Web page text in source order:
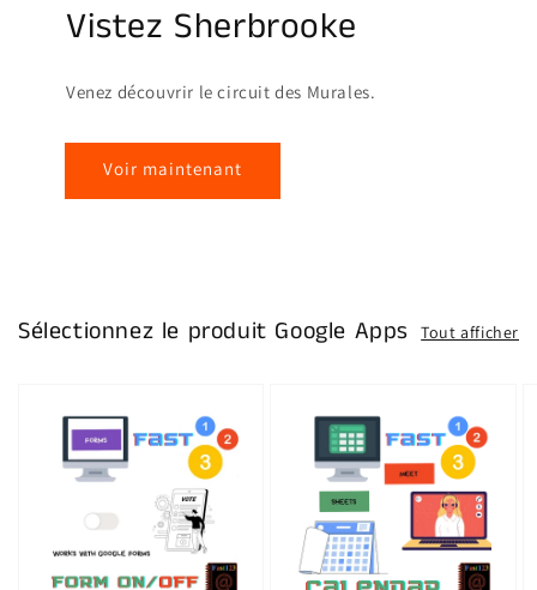
Vistez Sherbrooke
Venez découvrir le circuit des Murales.
Voir maintenant
Sélectionnez le produit Google Apps Tout afficher